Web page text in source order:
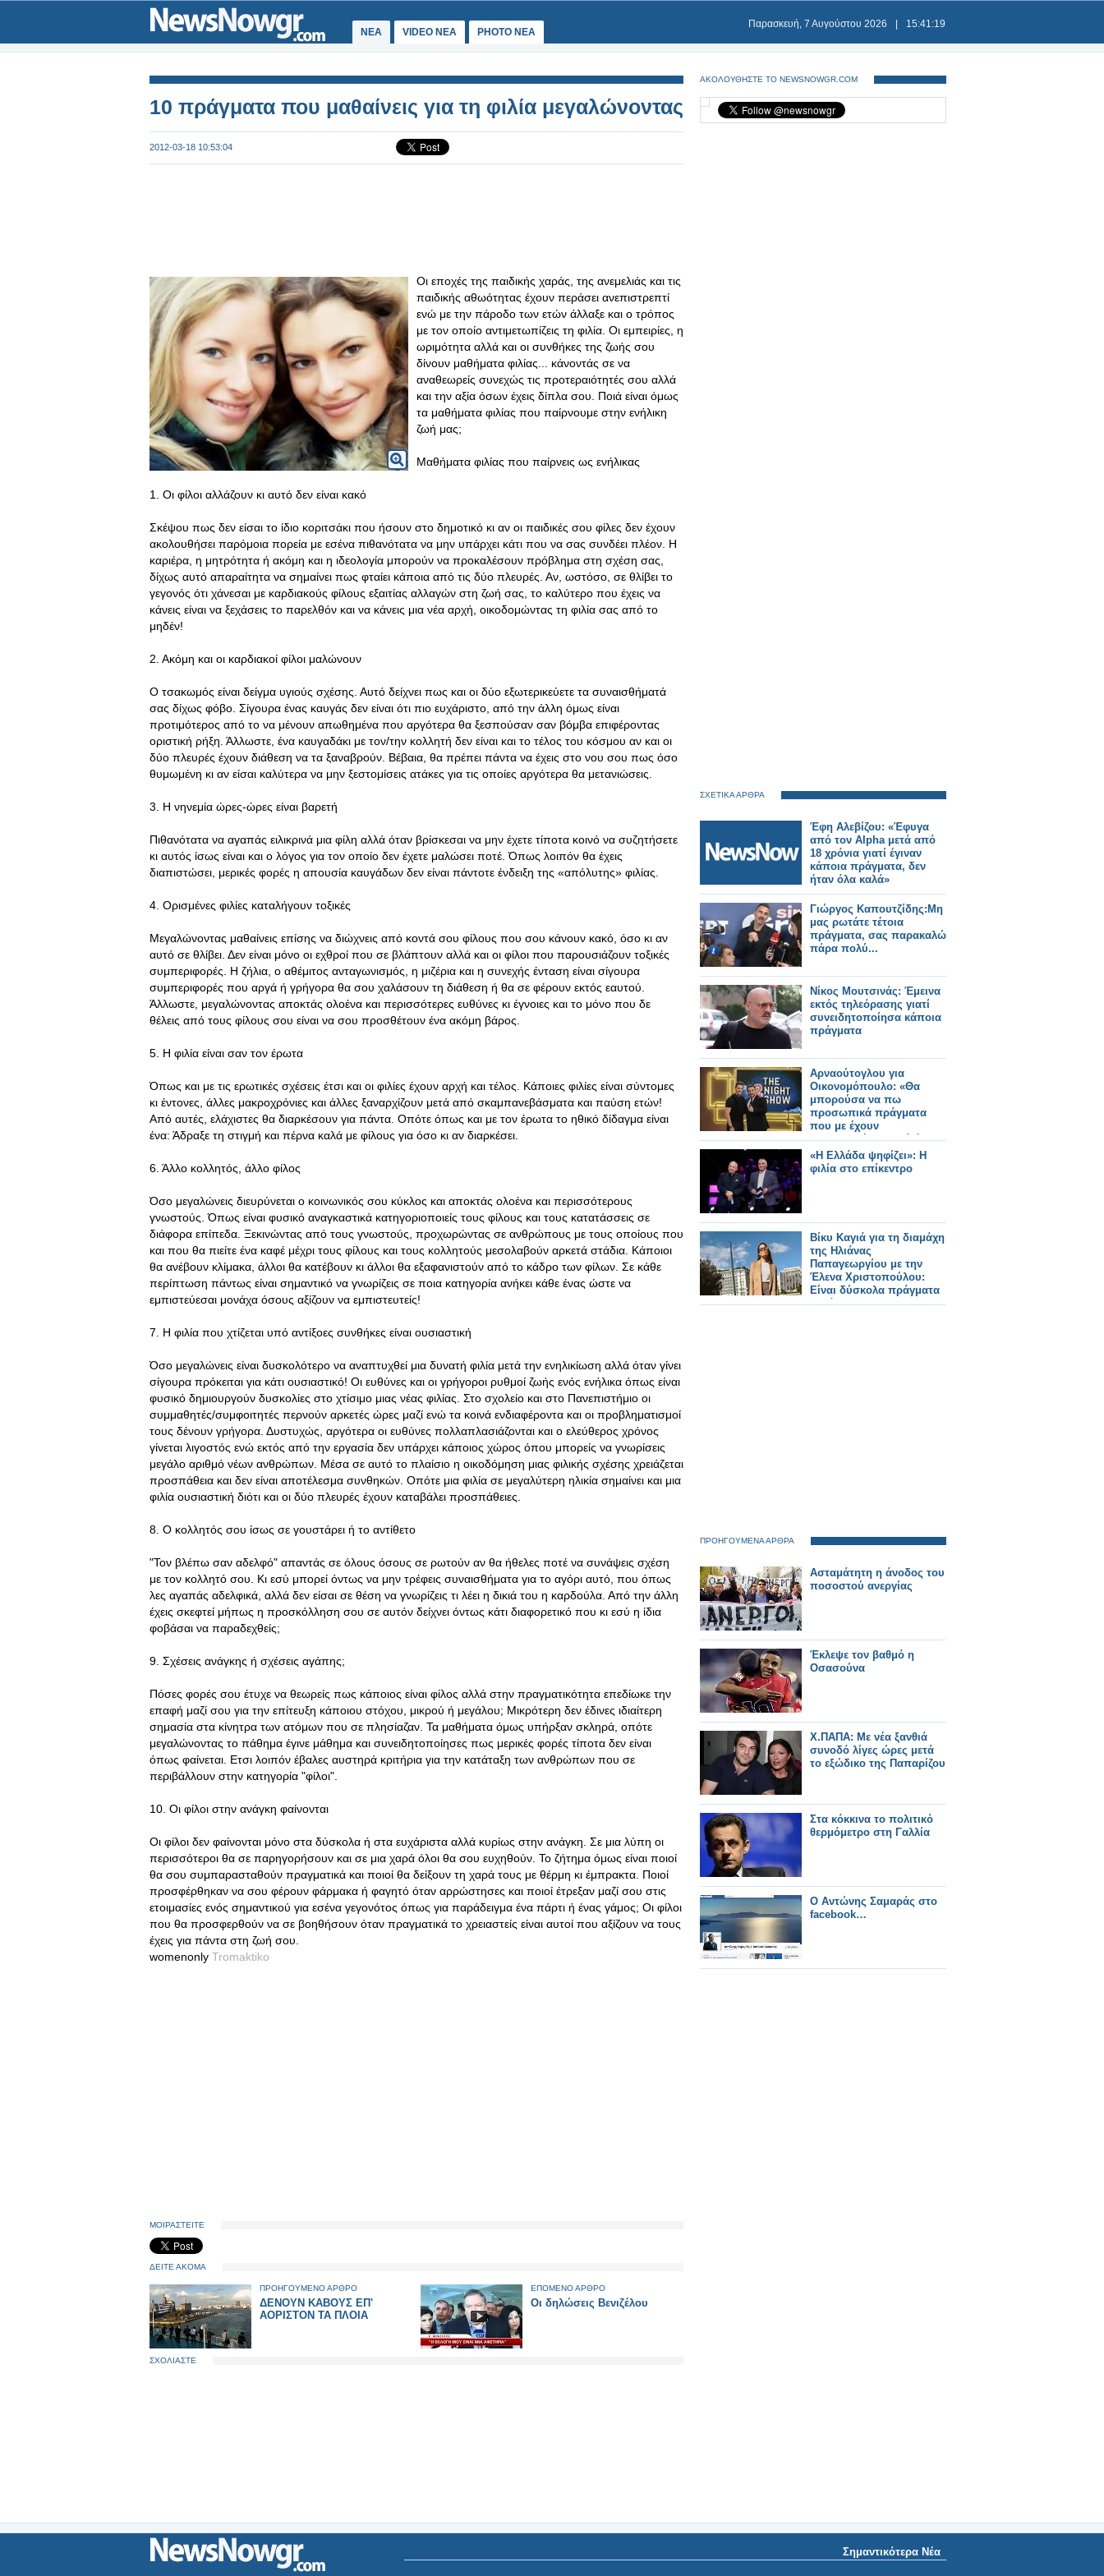
ΝΕΑ VIDEO NEA PHOTO NEA
Παρασκευή, 7 Αυγούστου 2026 15:41:20
10 πράγματα που μαθαίνεις για τη φιλία μεγαλώνοντας
2012-03-18 10:53:04
Οι εποχές της παιδικής χαράς, της ανεμελιάς και τις
παιδικής αθωότητας έχουν περάσει ανεπιστρεπτί
ενώ με την πάροδο των ετών άλλαξε και ο τρόπος
με τον οποίο αντιμετωπίζεις τη φιλία. Οι εμπειρίες, η
ωριμότητα αλλά και οι συνθήκες της ζωής σου
δίνουν μαθήματα φιλίας... κάνοντάς σε να
αναθεωρείς συνεχώς τις προτεραιότητές σου αλλά
και την αξία όσων έχεις δίπλα σου. Ποιά είναι όμως
τα μαθήματα φιλίας που παίρνουμε στην ενήλικη
ζωή μας;
Μαθήματα φιλίας που παίρνεις ως ενήλικας
1. Οι φίλοι αλλάζουν κι αυτό δεν είναι κακό
Σκέψου πως δεν είσαι το ίδιο κοριτσάκι που ήσουν στο δημοτικό κι αν οι παιδικές σου φίλες δεν έχουν
ακολουθήσει παρόμοια πορεία με εσένα πιθανότατα να μην υπάρχει κάτι που να σας συνδέει πλέον. Η
καριέρα, η μητρότητα ή ακόμη και η ιδεολογία μπορούν να προκαλέσουν πρόβλημα στη σχέση σας,
δίχως αυτό απαραίτητα να σημαίνει πως φταίει κάποια από τις δύο πλευρές. Αν, ωστόσο, σε θλίβει το
γεγονός ότι χάνεσαι με καρδιακούς φίλους εξαιτίας αλλαγών στη ζωή σας, το καλύτερο που έχεις να
κάνεις είναι να ξεχάσεις το παρελθόν και να κάνεις μια νέα αρχή, οικοδομώντας τη φιλία σας από το
μηδέν!
2. Ακόμη και οι καρδιακοί φίλοι μαλώνουν
Ο τσακωμός είναι δείγμα υγιούς σχέσης. Αυτό δείχνει πως και οι δύο εξωτερικεύετε τα συναισθήματά
σας δίχως φόβο. Σίγουρα ένας καυγάς δεν είναι ότι πιο ευχάριστο, από την άλλη όμως είναι
προτιμότερος από το να μένουν απωθημένα που αργότερα θα ξεσπούσαν σαν βόμβα επιφέροντας
οριστική ρήξη. Άλλωστε, ένα καυγαδάκι με τον/την κολλητή δεν είναι και το τέλος του κόσμου αν και οι
δύο πλευρές έχουν διάθεση να τα ξαναβρούν. Βέβαια, θα πρέπει πάντα να έχεις στο νου σου πως όσο
θυμωμένη κι αν είσαι καλύτερα να μην ξεστομίσεις ατάκες για τις οποίες αργότερα θα μετανιώσεις.
3. Η νηνεμία ώρες-ώρες είναι βαρετή
Πιθανότατα να αγαπάς ειλικρινά μια φίλη αλλά όταν βρίσκεσαι να μην έχετε τίποτα κοινό να συζητήσετε
κι αυτός ίσως είναι και ο λόγος για τον οποίο δεν έχετε μαλώσει ποτέ. Όπως λοιπόν θα έχεις
διαπιστώσει, μερικές φορές η απουσία καυγάδων δεν είναι πάντοτε ένδειξη της «απόλυτης» φιλίας.
4. Ορισμένες φιλίες καταλήγουν τοξικές
Μεγαλώνοντας μαθαίνεις επίσης να διώχνεις από κοντά σου φίλους που σου κάνουν κακό, όσο κι αν
αυτό σε θλίβει. Δεν είναι μόνο οι εχθροί που σε βλάπτουν αλλά και οι φίλοι που παρουσιάζουν τοξικές
συμπεριφορές. Η ζήλια, ο αθέμιτος ανταγωνισμός, η μιζέρια και η συνεχής ένταση είναι σίγουρα
συμπεριφορές που αργά ή γρήγορα θα σου χαλάσουν τη διάθεση ή θα σε φέρουν εκτός εαυτού.
Άλλωστε, μεγαλώνοντας αποκτάς ολοένα και περισσότερες ευθύνες κι έγνοιες και το μόνο που δε
θέλεις από τους φίλους σου είναι να σου προσθέτουν ένα ακόμη βάρος.
5. Η φιλία είναι σαν τον έρωτα
Όπως και με τις ερωτικές σχέσεις έτσι και οι φιλίες έχουν αρχή και τέλος. Κάποιες φιλίες είναι σύντομες
κι έντονες, άλλες μακροχρόνιες και άλλες ξαναρχίζουν μετά από σκαμπανεβάσματα και παύση ετών!
Από αυτές, ελάχιστες θα διαρκέσουν για πάντα. Οπότε όπως και με τον έρωτα το ηθικό δίδαγμα είναι
ένα: Άδραξε τη στιγμή και πέρνα καλά με φίλους για όσο κι αν διαρκέσει.
6. Άλλο κολλητός, άλλο φίλος
Όσο μεγαλώνεις διευρύνεται ο κοινωνικός σου κύκλος και αποκτάς ολοένα και περισσότερους
γνωστούς. Όπως είναι φυσικό αναγκαστικά κατηγοριοποιείς τους φίλους και τους κατατάσσεις σε
διάφορα επίπεδα. Ξεκινώντας από τους γνωστούς, προχωρώντας σε ανθρώπους με τους οποίους που
και που θα πιείτε ένα καφέ μέχρι τους φίλους και τους κολλητούς μεσολαβούν αρκετά στάδια. Κάποιοι
θα ανέβουν κλίμακα, άλλοι θα κατέβουν κι άλλοι θα εξαφανιστούν από το κάδρο των φίλων. Σε κάθε
περίπτωση πάντως είναι σημαντικό να γνωρίζεις σε ποια κατηγορία ανήκει κάθε ένας ώστε να
εμπιστεύεσαι μονάχα όσους αξίζουν να εμπιστευτείς!
7. Η φιλία που χτίζεται υπό αντίξοες συνθήκες είναι ουσιαστική
Όσο μεγαλώνεις είναι δυσκολότερο να αναπτυχθεί μια δυνατή φιλία μετά την ενηλικίωση αλλά όταν γίνει
σίγουρα πρόκειται για κάτι ουσιαστικό! Οι ευθύνες και οι γρήγοροι ρυθμοί ζωής ενός ενήλικα όπως είναι
φυσικό δημιουργούν δυσκολίες στο χτίσιμο μιας νέας φιλίας. Στο σχολείο και στο Πανεπιστήμιο οι
συμμαθητές/συμφοιτητές περνούν αρκετές ώρες μαζί ενώ τα κοινά ενδιαφέροντα και οι προβληματισμοί
τους δένουν γρήγορα. Δυστυχώς, αργότερα οι ευθύνες πολλαπλασιάζονται και ο ελεύθερος χρόνος
γίνεται λιγοστός ενώ εκτός από την εργασία δεν υπάρχει κάποιος χώρος όπου μπορείς να γνωρίσεις
μεγάλο αριθμό νέων ανθρώπων. Μέσα σε αυτό το πλαίσιο η οικοδόμηση μιας φιλικής σχέσης χρειάζεται
προσπάθεια και δεν είναι αποτέλεσμα συνθηκών. Οπότε μια φιλία σε μεγαλύτερη ηλικία σημαίνει και μια
φιλία ουσιαστική διότι και οι δύο πλευρές έχουν καταβάλει προσπάθειες.
8. Ο κολλητός σου ίσως σε γουστάρει ή το αντίθετο
"Τον βλέπω σαν αδελφό" απαντάς σε όλους όσους σε ρωτούν αν θα ήθελες ποτέ να συνάψεις σχέση
με τον κολλητό σου. Κι εσύ μπορεί όντως να μην τρέφεις συναισθήματα για το αγόρι αυτό, που όπως
λες αγαπάς αδελφικά, αλλά δεν είσαι σε θέση να γνωρίζεις τι λέει η δικιά του η καρδούλα. Από την άλλη
έχεις σκεφτεί μήπως η προσκόλληση σου σε αυτόν δείχνει όντως κάτι διαφορετικό που κι εσύ η ίδια
φοβάσαι να παραδεχθείς;
9. Σχέσεις ανάγκης ή σχέσεις αγάπης;
Πόσες φορές σου έτυχε να θεωρείς πως κάποιος είναι φίλος αλλά στην πραγματικότητα επεδίωκε την
επαφή μαζί σου για την επίτευξη κάποιου στόχου, μικρού ή μεγάλου; Μικρότερη δεν έδινες ιδιαίτερη
σημασία στα κίνητρα των ατόμων που σε πλησίαζαν. Τα μαθήματα όμως υπήρξαν σκληρά, οπότε
μεγαλώνοντας το πάθημα έγινε μάθημα και συνειδητοποίησες πως μερικές φορές τίποτα δεν είναι
όπως φαίνεται. Ετσι λοιπόν έβαλες αυστηρά κριτήρια για την κατάταξη των ανθρώπων που σε
περιβάλλουν στην κατηγορία "φίλοι".
10. Οι φίλοι στην ανάγκη φαίνονται
Οι φίλοι δεν φαίνονται μόνο στα δύσκολα ή στα ευχάριστα αλλά κυρίως στην ανάγκη. Σε μια λύπη οι
περισσότεροι θα σε παρηγορήσουν και σε μια χαρά όλοι θα σου ευχηθούν. Το ζήτημα όμως είναι ποιοί
θα σου συμπαρασταθούν πραγματικά και ποιοί θα δείξουν τη χαρά τους με θέρμη κι έμπρακτα. Ποιοί
προσφέρθηκαν να σου φέρουν φάρμακα ή φαγητό όταν αρρώστησες και ποιοί έτρεξαν μαζί σου στις
ετοιμασίες ενός σημαντικού για εσένα γεγονότος όπως για παράδειγμα ένα πάρτι ή ένας γάμος; Οι φίλοι
που θα προσφερθούν να σε βοηθήσουν όταν πραγματικά το χρειαστείς είναι αυτοί που αξίζουν να τους
έχεις για πάντα στη ζωή σου.
womenonly Tromaktiko
ΜΟΙΡΑΣΤΕΙΤΕ
ΔΕΙΤΕ ΑΚΟΜΑ
ΠΡΟΗΓΟΥΜΕΝΟ ΑΡΘΡΟ
ΔΕΝΟΥΝ ΚΑΒΟΥΣ ΕΠ'
ΑΟΡΙΣΤΟΝ ΤΑ ΠΛΟΙΑ
ΕΠΟΜΕΝΟ ΑΡΘΡΟ
Οι δηλώσεις Βενιζέλου
ΣΧΟΛΙΑΣΤΕ
ΑΚΟΛΟΥΘΗΣΤΕ ΤΟ NEWSNOWGR.COM
ΣΧΕΤΙΚΑ ΑΡΘΡΑ
Έφη Αλεβίζου: «Έφυγα
από τον Alpha μετά από
18 χρόνια γιατί έγιναν
κάποια πράγματα, δεν
ήταν όλα καλά»
Γιώργος Καπουτζίδης:Μη
μας ρωτάτε τέτοια
πράγματα, σας παρακαλώ
πάρα πολύ...
Νίκος Μουτσινάς: Έμεινα
εκτός τηλεόρασης γιατί
συνειδητοποίησα κάποια
πράγματα
Αρναούτογλου για
Οικονομόπουλο: «Θα
μπορούσα να πω
προσωπικά πράγματα
που με έχουν
στενοχωρήσει αλλά όχι
για φήμες»
«Η Ελλάδα ψηφίζει»: Η
φιλία στο επίκεντρο
Βίκυ Καγιά για τη διαμάχη
της Ηλιάνας
Παπαγεωργίου με την
Έλενα Χριστοπούλου:
Είναι δύσκολα πράγματα
αυτά - Το GNTM, δεν το
ΠΡΟΗΓΟΥΜΕΝΑ ΑΡΘΡΑ
Ασταμάτητη η άνοδος του
ποσοστού ανεργίας
Έκλεψε τον βαθμό η
Οσασούνα
Χ.ΠΑΠΑ: Με νέα ξανθιά
συνοδό λίγες ώρες μετά
το εξώδικο της Παπαρίζου
Στα κόκκινα το πολιτικό
θερμόμετρο στη Γαλλία
Ο Αντώνης Σαμαράς στο
facebook…
Σημαντικότερα Νέα